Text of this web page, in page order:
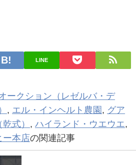
LINE
ークション（レゼルバ・デ
, エル・インヘルト農園 , グア
式） , ハイランド・ウエウエ,
ー本店の関連記事